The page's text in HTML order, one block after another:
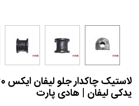
یدکی لیفان | هادی پارت